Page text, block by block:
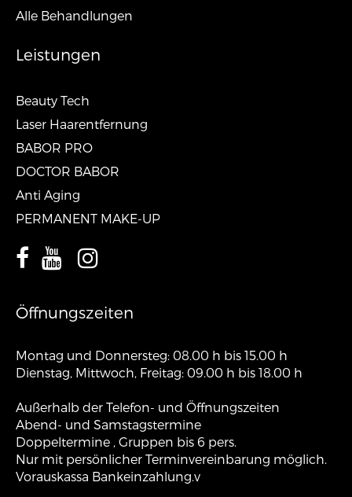
Alle Behandlungen
Leistungen
Beauty Tech
Laser Haarentfernung
BABOR PRO
DOCTOR BABOR
Anti Aging
PERMANENT MAKE-UP
Öffnungszeiten
Montag und Donnersteg: 08.00 h bis 15.00 h
Dienstag, Mittwoch, Freitag: 09.00 h bis 18.00 h
Außerhalb der Telefon- und Öffnungszeiten
Abend- und Samstagstermine
Doppeltermine , Gruppen bis 6 pers.
Nur mit persönlicher Terminvereinbarung möglich.
Vorauskassa Bankeinzahlung.v